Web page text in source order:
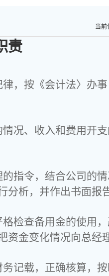
当前
责
，按《会计法〉办
况、收入和费用开
指令，结合公司的
析，并作出书面报
检查备用金的使用
金变化情况向总经
记载，正确核算，